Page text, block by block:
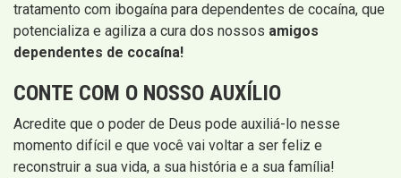
tratamento com ibogaína para dependentes de cocaína, que
potencializa e agiliza a cura dos nossos amigos
dependentes de cocaína!
CONTE COM O NOSSO AUXÍLIO
Acredite que o poder de Deus pode auxiliá-lo nesse
momento difícil e que você vai voltar a ser feliz e
reconstruir a sua vida, a sua história e a sua família!